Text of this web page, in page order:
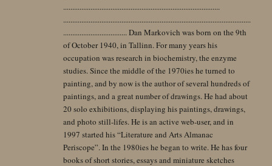
......................................................................................
.......................................................................................................
................................... Dan Markovich was born on the 9th
of October 1940, in Tallinn. For many years his
occupation was research in biochemistry, the enzyme
studies. Since the middle of the 1970ies he turned to
painting, and by now is the author of several hundreds of
paintings, and a great number of drawings. He had about
20 solo exhibitions, displaying his paintings, drawings,
and photo still-lifes. He is an active web-user, and in
1997 started his “Literature and Arts Almanac
Periscope”. In the 1980ies he began to write. He has four
books of short stories, essays and miniature sketches